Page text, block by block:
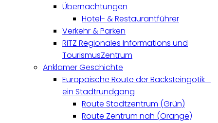
Übernachtungen
Hotel- & Restaurantführer
Verkehr & Parken
RITZ Regionales Informations und
TourismusZentrum
Anklamer Geschichte
Europäische Route der Backsteingotik -
ein Stadtrundgang
Route Stadtzentrum (Grün)
Route Zentrum nah (Orange)